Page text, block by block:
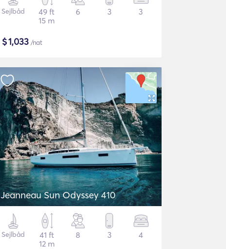
Sejlbåd
49 ft
15 m
6 3 3
$1,033 /nat
Jeanneau Sun Odyssey 410
Sejlbåd
41 ft
12 m
8 3 4